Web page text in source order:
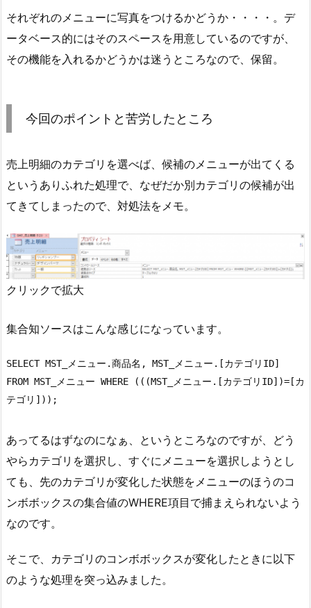
それぞれのメニューに写真をつけるかどうか・・・・。デ
ータベース的にはそのスペースを用意しているのですが、
その機能を入れるかどうかは迷うところなので、保留。
今回のポイントと苦労したところ
売上明細のカテゴリを選べば、候補のメニューが出てくる
というありふれた処理で、なぜだか別カテゴリの候補が出
てきてしまったので、対処法をメモ。
クリックで拡大
集合知ソースはこんな感じになっています。
SELECT MST_メニュー.商品名, MST_メニュー.[カテゴリID]
FROM MST_メニュー WHERE (((MST_メニュー.[カテゴリID])=[カ
テゴリ]));
あってるはずなのになぁ、というところなのですが、どう
やらカテゴリを選択し、すぐにメニューを選択しようとし
ても、先のカテゴリが変化した状態をメニューのほうのコ
ンボボックスの集合値のWHERE項目で捕まえられないよう
なのです。
そこで、カテゴリのコンボボックスが変化したときに以下
のような処理を突っ込みました。